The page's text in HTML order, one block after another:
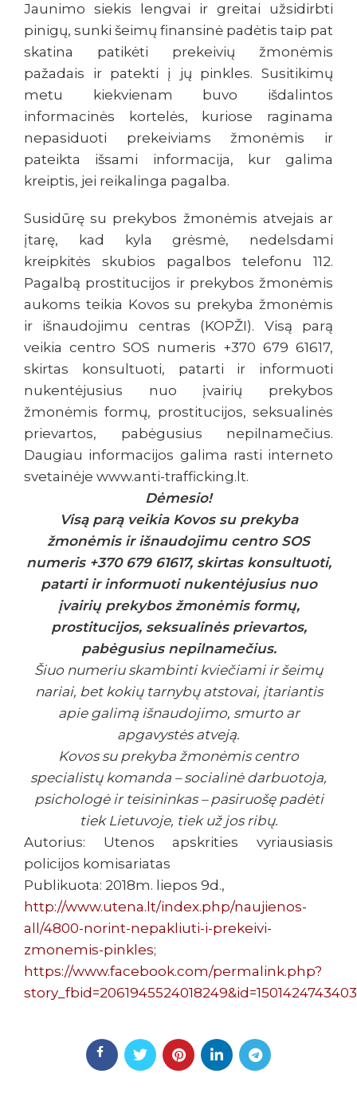
Jaunimo siekis lengvai ir greitai užsidirbti
pinigų, sunki šeimų finansinė padėtis taip pat
skatina patikėti prekeivių žmonėmis
pažadais ir patekti į jų pinkles. Susitikimų
metu kiekvienam buvo išdalintos
informacinės kortelės, kuriose raginama
nepasiduoti prekeiviams žmonėmis ir
pateikta išsami informacija, kur galima
kreiptis, jei reikalinga pagalba.
Susidūrę su prekybos žmonėmis atvejais ar
įtarę, kad kyla grėsmė, nedelsdami
kreipkitės skubios pagalbos telefonu 112.
Pagalbą prostitucijos ir prekybos žmonėmis
aukoms teikia Kovos su prekyba žmonėmis
ir išnaudojimu centras (KOPŽI). Visą parą
veikia centro SOS numeris +370 679 61617,
skirtas konsultuoti, patarti ir informuoti
nukentėjusius nuo įvairių prekybos
žmonėmis formų, prostitucijos, seksualinės
prievartos, pabėgusius nepilnamečius.
Daugiau informacijos galima rasti interneto
svetainėje www.anti-trafficking.lt.
Dėmesio!
Visą parą veikia Kovos su prekyba
žmonėmis ir išnaudojimu centro SOS
numeris +370 679 61617, skirtas konsultuoti,
patarti ir informuoti nukentėjusius nuo
įvairių prekybos žmonėmis formų,
prostitucijos, seksualinės prievartos,
pabėgusius nepilnamečius.
Šiuo numeriu skambinti kviečiami ir šeimų
nariai, bet kokių tarnybų atstovai, įtariantis
apie galimą išnaudojimo, smurto ar
apgavystės atveją.
Kovos su prekyba žmonėmis centro
specialistų komanda – socialinė darbuotoja,
psichologė ir teisininkas – pasiruošę padėti
tiek Lietuvoje, tiek už jos ribų.
Autorius: Utenos apskrities vyriausiasis
policijos komisariatas
Publikuota: 2018m. liepos 9d.,
http://www.utena.lt/index.php/naujienos-
all/4800-norint-nepakliuti-i-prekeivi-
zmonemis-pinkles;
https://www.facebook.com/permalink.php?